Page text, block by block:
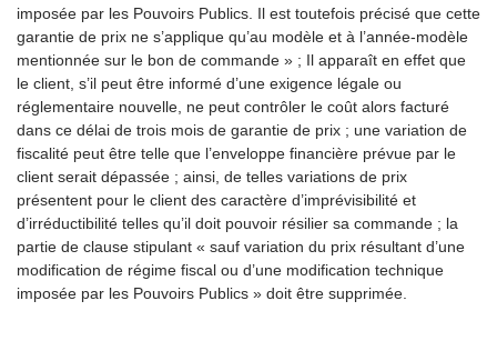
imposée par les Pouvoirs Publics. Il est toutefois précisé que cette
garantie de prix ne s’applique qu’au modèle et à l’année-modèle
mentionnée sur le bon de commande » ; Il apparaît en effet que
le client, s’il peut être informé d’une exigence légale ou
réglementaire nouvelle, ne peut contrôler le coût alors facturé
dans ce délai de trois mois de garantie de prix ; une variation de
fiscalité peut être telle que l’enveloppe financière prévue par le
client serait dépassée ; ainsi, de telles variations de prix
présentent pour le client des caractère d’imprévisibilité et
d’irréductibilité telles qu’il doit pouvoir résilier sa commande ; la
partie de clause stipulant « sauf variation du prix résultant d’une
modification de régime fiscal ou d’une modification technique
imposée par les Pouvoirs Publics » doit être supprimée.